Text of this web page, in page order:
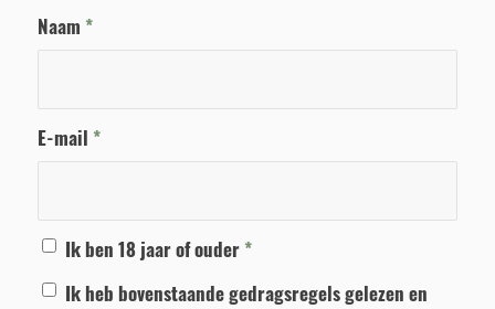
Naam *
E-mail *
Ik ben 18 jaar of ouder *
Ik heb bovenstaande gedragsregels gelezen en